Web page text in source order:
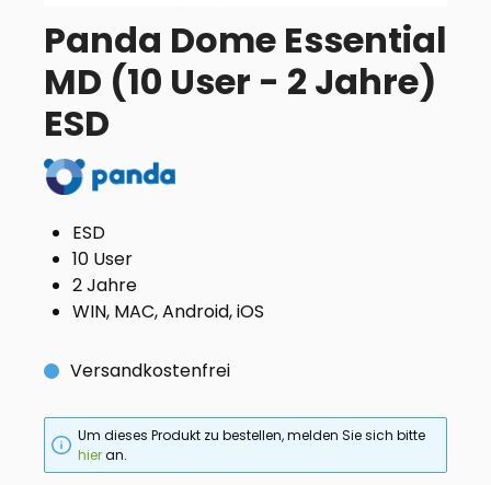
Panda Dome Essential
MD (10 User - 2 Jahre)
ESD
ESD
10 User
2 Jahre
WIN, MAC, Android, iOS
Versandkostenfrei
Um dieses Produkt zu bestellen, melden Sie sich bitte
hieran.